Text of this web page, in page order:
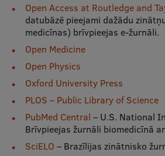
Pētniecības datu pārvaldība
RSU zinātnes portāls
Zinātnes ietekme
Pētniecības platformas
Doktorantūras skola
Pētniecības pakalpojumi
Pētniecības projekti
Open Access at Routledge and
datubāzē pieejami dažādu
medicīnas) brīvpieejas e-žurnāli.
Open Medicine
Open Physics
Oxford University Press
PLOS – Public Library of Science
PubMed Central – U.S. National
Brīvpieejas žurnāli biomedicīnā
SciELO – Brazīlijas zinātnisko